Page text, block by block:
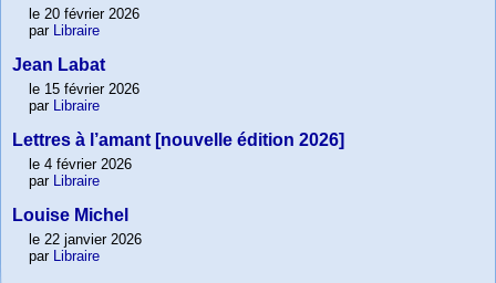
le 20 février 2026
par Libraire
Jean Labat
le 15 février 2026
par Libraire
Lettres à l’amant [nouvelle édition 2026]
le 4 février 2026
par Libraire
Louise Michel
le 22 janvier 2026
par Libraire